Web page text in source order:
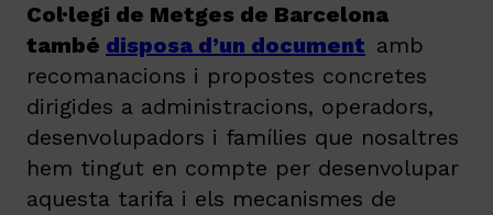
Col·legi de Metges de Barcelona
també disposa d’un document amb
recomanacions i propostes concretes
dirigides a administracions, operadors,
desenvolupadors i famílies que nosaltres
hem tingut en compte per desenvolupar
aquesta tarifa i els mecanismes de